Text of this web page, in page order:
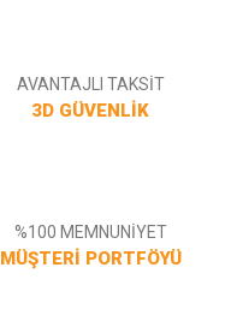
AVANTAJLI TAKSİT
3D GÜVENLİK
%100 MEMNUNİYET
MÜŞTERİ PORTFÖYÜ